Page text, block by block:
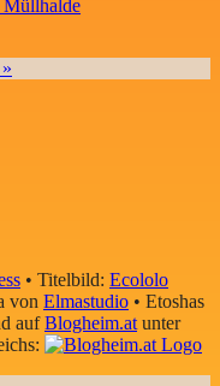
• Titelbild: Ecololo
von Elmastudio • Etoshas
aufBlogheim.at unter